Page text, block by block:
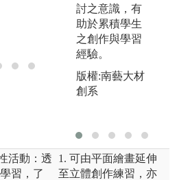
討之意識，有
助於累積學生
之創作與學習
經驗。
版權:南藝大材
創系
活動：透
習，了
1. 可由平面繪畫延伸
至立體創作練習，亦